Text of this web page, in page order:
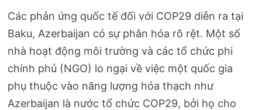
Các phản ứng quốc tế đối với COP29 diễn ra tại
Baku, Azerbaijan có sự phân hóa rõ rệt. Một số
nhà hoạt động môi trường và các tổ chức phi
chính phủ (NGO) lo ngại về việc một quốc gia
phụ thuộc vào năng lượng hóa thạch như
Azerbaijan là nước tổ chức COP29, bởi họ cho